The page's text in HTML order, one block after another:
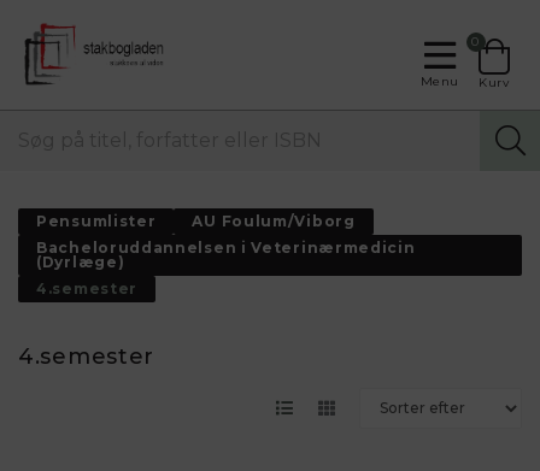
Menu
0
Kurv
Pensumlister
AU Foulum/Viborg
Bacheloruddannelsen i Veterinærmedicin
(Dyrlæge)
4.semester
4.semester